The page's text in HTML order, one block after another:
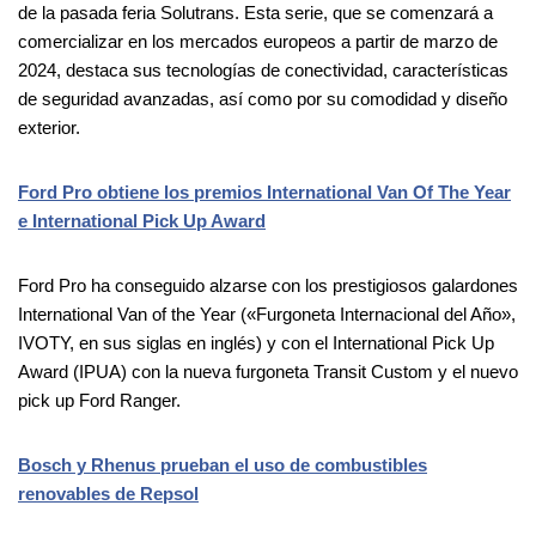
de la pasada feria Solutrans. Esta serie, que se comenzará a
comercializar en los mercados europeos a partir de marzo de
2024, destaca sus tecnologías de conectividad, características
de seguridad avanzadas, así como por su comodidad y diseño
exterior.
Ford Pro obtiene los premios International Van Of The Year
e International Pick Up Award
Ford Pro ha conseguido alzarse con los prestigiosos galardones
International Van of the Year («Furgoneta Internacional del Año»,
IVOTY, en sus siglas en inglés) y con el International Pick Up
Award (IPUA) con la nueva furgoneta Transit Custom y el nuevo
pick up Ford Ranger.
Bosch y Rhenus prueban el uso de combustibles
renovables de Repsol